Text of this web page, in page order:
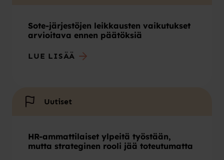
Sote-järjestöjen leikkausten vaikutukset
arvioitava ennen päätöksiä
LUE LISÄÄ
Uutiset
HR-ammattilaiset ylpeitä työstään,
mutta strateginen rooli jää toteutumatta